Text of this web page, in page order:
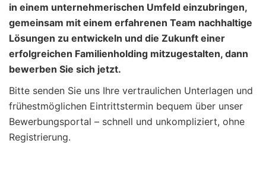
in einem unternehmerischen Umfeld einzubringen,
gemeinsam mit einem erfahrenen Team nachhaltige
Lösungen zu entwickeln und die Zukunft einer
erfolgreichen Familienholding mitzugestalten, dann
bewerben Sie sich jetzt.
Bitte senden Sie uns Ihre vertraulichen Unterlagen und
frühestmöglichen Eintrittstermin bequem über unser
Bewerbungsportal – schnell und unkompliziert, ohne
Registrierung.